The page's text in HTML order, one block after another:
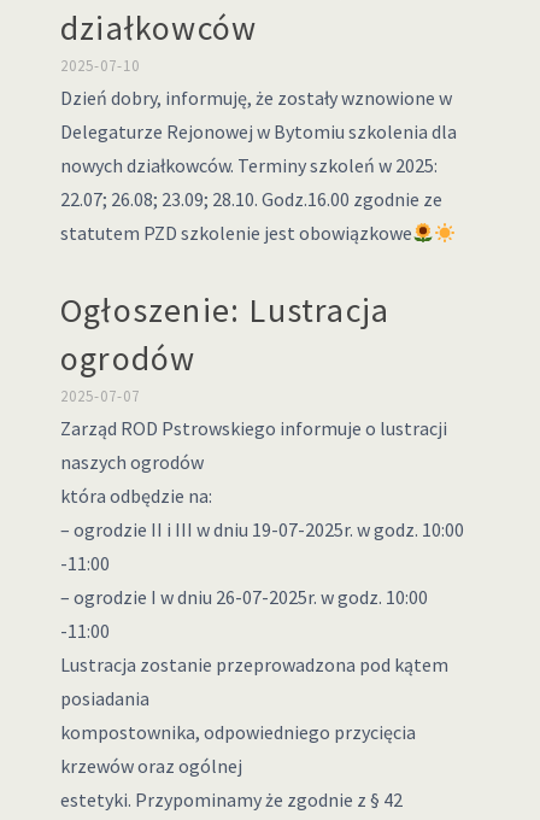
działkowców
2025-07-10
Dzień dobry, informuję, że zostały wznowione w
Delegaturze Rejonowej w Bytomiu szkolenia dla
nowych działkowców. Terminy szkoleń w 2025:
22.07; 26.08; 23.09; 28.10. Godz.16.00 zgodnie ze
statutem PZD szkolenie jest obowiązkowe
Ogłoszenie: Lustracja
ogrodów
2025-07-07
Zarząd ROD Pstrowskiego informuje o lustracji
naszych ogrodów
która odbędzie na:
– ogrodzie II i III w dniu 19-07-2025r. w godz. 10:00
-11:00
– ogrodzie I w dniu 26-07-2025r. w godz. 10:00
-11:00
Lustracja zostanie przeprowadzona pod kątem
posiadania
kompostownika, odpowiedniego przycięcia
krzewów oraz ogólnej
estetyki. Przypominamy że zgodnie z § 42